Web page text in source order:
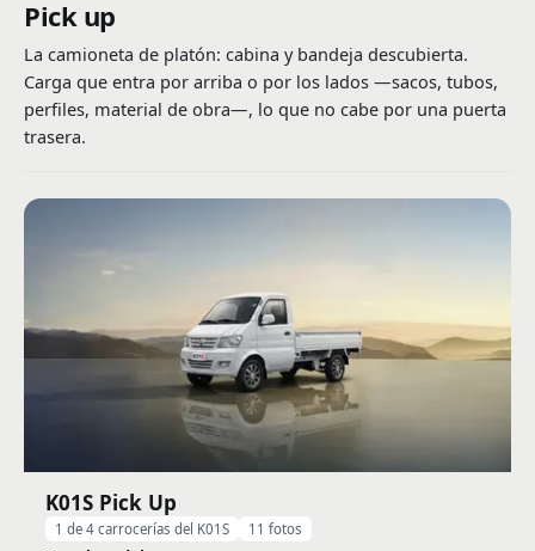
Pick up
La camioneta de platón: cabina y bandeja descubierta.
Carga que entra por arriba o por los lados —sacos, tubos,
perfiles, material de obra—, lo que no cabe por una puerta
trasera.
K01S Pick Up
1 de 4 carrocerías del K01S 11 fotos